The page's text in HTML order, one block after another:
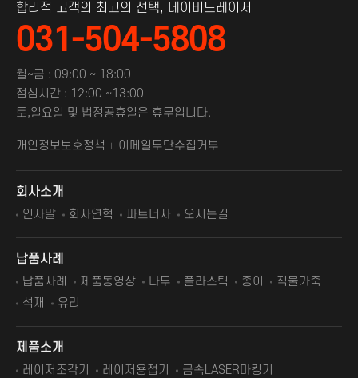
합리적 고객의 최고의 선택, 데이비드레이저
031-504-5808
월~금 : 09:00 ~ 18:00
점심시간 : 12:00 ~13:00
토,일요일 및 법정공휴일은 휴무입니다.
개인정보보호정책 이메일무단수집거부
회사소개
인사말 회사연혁 파트너사 오시는길
납품사례
납품사례 제품동영상 나무 플라스틱 종이
직물가죽
석재
유리
제품소개
레이저조각기 레이저용접기
금속LASER마킹기